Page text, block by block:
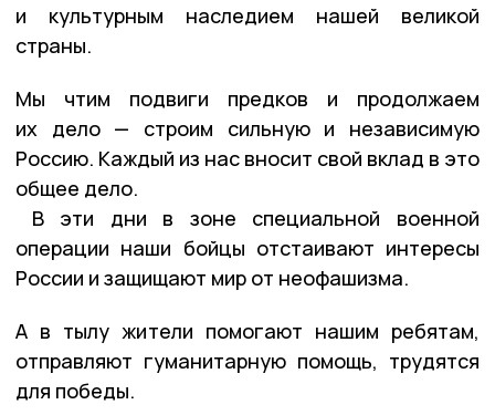
и культурным наследием нашей великой
страны.
Мы чтим подвиги предков и продолжаем
их дело — строим сильную и независимую
Россию. Каждый из нас вносит свой вклад в это
общее дело.
В эти дни в зоне специальной военной
операции наши бойцы отстаивают интересы
России и защищают мир от неофашизма.
А в тылу жители помогают нашим ребятам,
отправляют гуманитарную помощь, трудятся
для победы.